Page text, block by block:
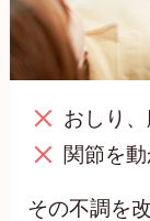
おしり
関節を
その不調を